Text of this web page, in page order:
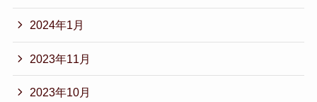
2024年1月
2023年11月
2023年10月